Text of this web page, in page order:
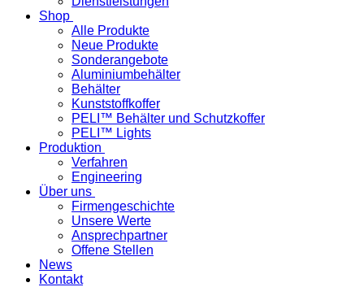
Shop
Alle Produkte
Neue Produkte
Sonderangebote
Aluminiumbehälter
Behälter
Kunststoffkoffer
PELI™ Behälter und Schutzkoffer
PELI™ Lights
Produktion
Verfahren
Engineering
Über uns
Firmengeschichte
Unsere Werte
Ansprechpartner
Offene Stellen
News
Kontakt